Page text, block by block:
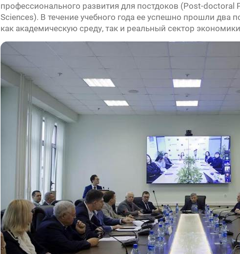
профессионального развития для постдоков (Post-doctoral
Sciences). В течение учебного года ее успешно прошли два
как академическую среду, так и реальный сектор